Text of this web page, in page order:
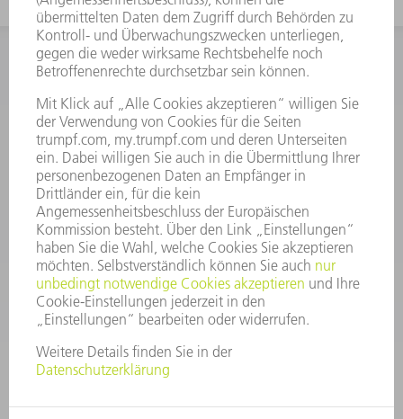
INFORMATION
Häufig gestellte Fragen
Allgemeine Geschäftsbedingungen
KONTAKT
After Sales
+43722160396550
Mo - Do: 08:00 -17:30 Uhr
Fr: 08:00 -16:30 Uhr
ersatzteile@at.trumpf.com